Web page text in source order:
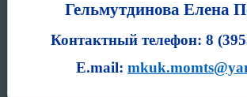
Гельмутдинова Елена
Контактный телефон: 8
E.mail: